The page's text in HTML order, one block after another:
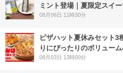
ミント登場｜夏限定スイ
08月06日 11時30分
ピザハット夏休みセット3
りにぴったりのボリュー
08月03日 13時00分